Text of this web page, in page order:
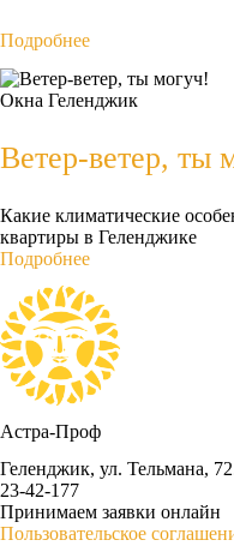
Подробнее
Окна Геленджик
Ветер-ветер, ты
Какие климатические
квартиры в Геленджике
Подробнее
Астра-Проф
Геленджик, ул. Тельмана,
23-42-177
Принимаем заявки онлайн
Пользовательское